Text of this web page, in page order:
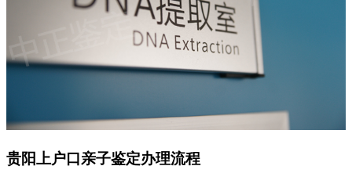
贵阳上户口亲子鉴定办理流程